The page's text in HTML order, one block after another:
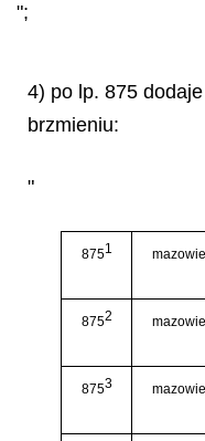
";
4) po lp. 875
brzmieniu:
"
8751
8752
8753